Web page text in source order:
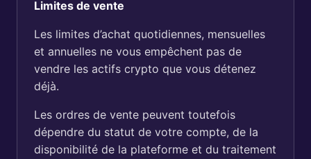
Limites de vente
Les limites d’achat quotidiennes, mensuelles
et annuelles ne vous empêchent pas de
vendre les actifs crypto que vous détenez
déjà.
Les ordres de vente peuvent toutefois
dépendre du statut de votre compte, de la
disponibilité de la plateforme et du traitement